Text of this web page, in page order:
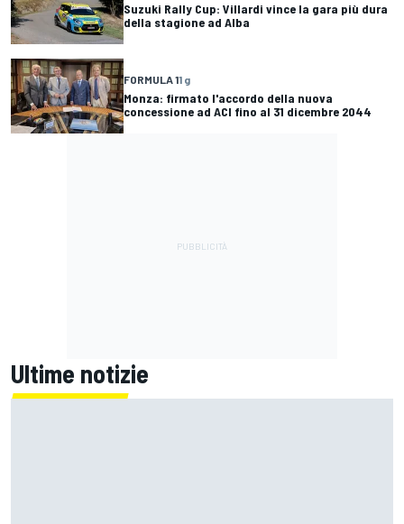
Suzuki Rally Cup: Villardi vince la gara più dura
della stagione ad Alba
FORMULA 11 g
Monza: firmato l'accordo della nuova
concessione ad ACI fino al 31 dicembre 2044
Ultime notizie